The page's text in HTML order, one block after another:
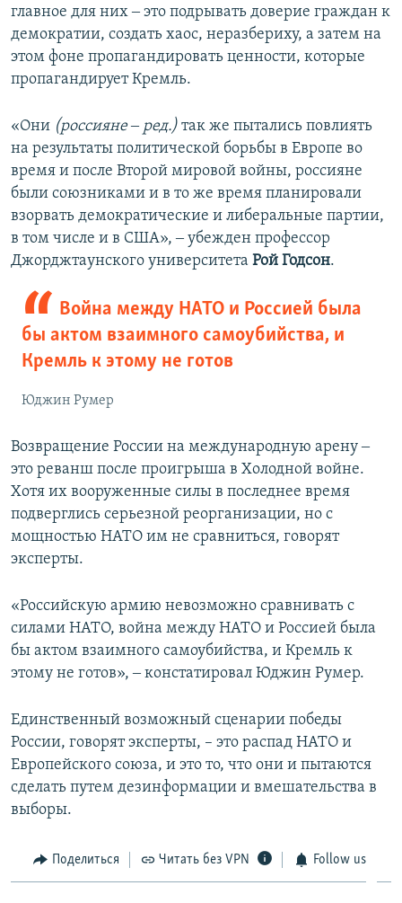
главное для них ‒ это подрывать доверие граждан к
демократии, создать хаос, неразбериху, а затем на
этом фоне пропагандировать ценности, которые
пропагандирует Кремль.
«Они (россияне ‒ ред.) так же пытались повлиять
на результаты политической борьбы в Европе во
время и после Второй мировой войны, россияне
были союзниками и в то же время планировали
взорвать демократические и либеральные партии,
в том числе и в США», ‒ убежден профессор
Джорджтаунского университета Рой Годсон.
Война между НАТО и Россией была
бы актом взаимного самоубийства, и
Кремль к этому не готов
Юджин Румер
Возвращение России на международную арену ‒
это реванш после проигрыша в Холодной войне.
Хотя их вооруженные силы в последнее время
подверглись серьезной реорганизации, но с
мощностью НАТО им не сравниться, говорят
эксперты.
«Российскую армию невозможно сравнивать с
силами НАТО, война между НАТО и Россией была
бы актом взаимного самоубийства, и Кремль к
этому не готов», ‒ констатировал Юджин Румер.
Единственный возможный сценарии победы
России, говорят эксперты, – это распад НАТО и
Европейского союза, и это то, что они и пытаются
сделать путем дезинформации и вмешательства в
выборы.
Поделиться Читать без VPN Follow us